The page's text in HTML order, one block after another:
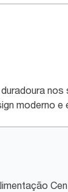
nos
moderno e